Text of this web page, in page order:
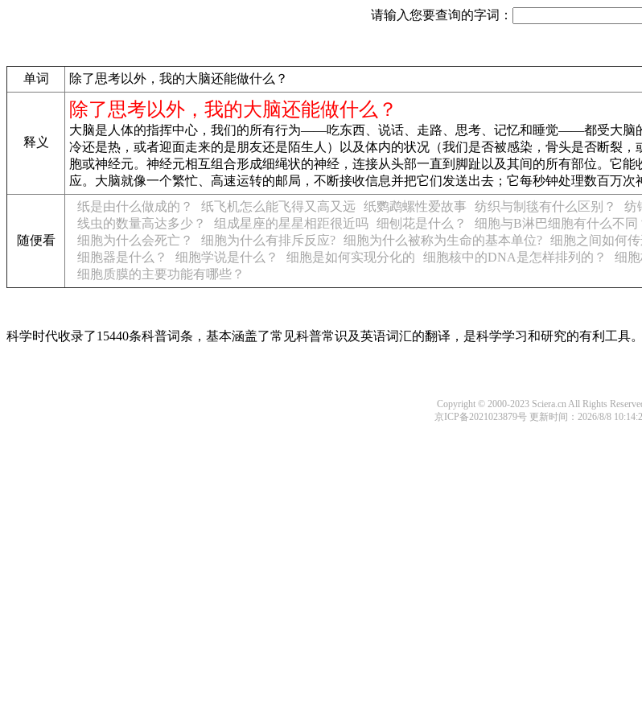
请输入您要查询的字词：
单词 除了思考以外，我的大脑还能做什么？
释义
除了思考以外，我的大脑还能做什么？
大脑是人体的指挥中心，我们的所有行为——吃东西、说话、走路、思考、记忆和睡觉——都受大脑
冷还是热，或者迎面走来的是朋友还是陌生人）以及体内的状况（我们是否被感染，骨头是否断裂
胞或神经元。神经元相互组合形成细绳状的神经，连接从头部一直到脚趾以及其间的所有部位。它
应。大脑就像一个繁忙、高速运转的邮局，不断接收信息并把它们发送出去；它每秒钟处理数百万次
随便看
纸是由什么做成的？ 纸飞机怎么能飞得又高又远 纸鹦鹉螺性爱故事 纺织与制毯有什么区别？ 纺
线虫的数量高达多少？
组成星座的星星相距很近吗 细刨花是什么？ 细胞与B淋巴细胞有什么不同
细胞为什么会死亡？
细胞为什么有排斥反应? 细胞为什么被称为生命的基本单位? 细胞之间如何传
细胞器是什么？
细胞学说是什么？ 细胞是如何实现分化的 细胞核中的DNA是怎样排列的？ 细
细胞质膜的主要功能有哪些？
科学时代收录了15440条科普词条，基本涵盖了常见科普常识及英语词汇的翻译，是科学学习和研究的有利工具。
Copyright © 2000-2023 Sciera.cn All Rights
京ICP备2021023879号更新时间：2026/8/8